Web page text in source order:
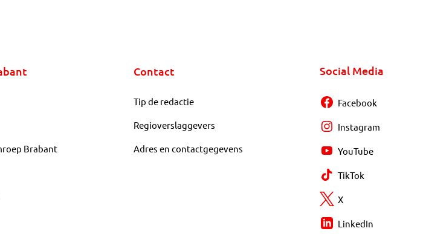
Brabant
Contact
Tip de redactie
Regioverslaggevers
Adres en contactgegevens
Social Media
Facebook
Instagram
YouTube
TikTok
X
LinkedIn